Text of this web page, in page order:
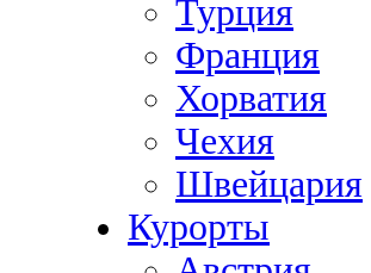
Турция
Франция
Хорватия
Чехия
Швейцария
Курорты